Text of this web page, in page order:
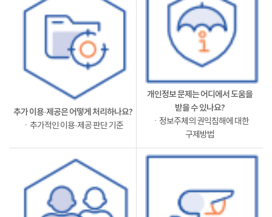
추가 이용·제공은 어떻게 처리하나요?
ㆍ추가적인 이용·제공 판단 기준
개인정보 문제는 어디에서 도움을
받을 수 있나요?
ㆍ정보주체의 권익침해에 대한
구제방법